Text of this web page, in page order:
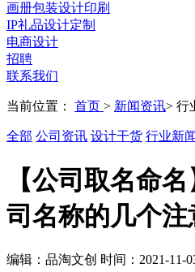
画册包装设计印刷
IP礼品设计定制
电商设计
招聘
联系我们
当前位置： 首页 > 新闻资讯> 行
全部 公司资讯 设计干货 行业新闻
【公司取名命
司名称的几个注
编辑：品淘文创 时间：2021-11-